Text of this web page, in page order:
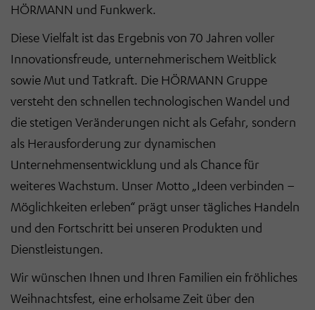
HÖRMANN und Funkwerk.
Diese Vielfalt ist das Ergebnis von 70 Jahren voller
Innovationsfreude, unternehmerischem Weitblick
sowie Mut und Tatkraft. Die HÖRMANN Gruppe
versteht den schnellen technologischen Wandel und
die stetigen Veränderungen nicht als Gefahr, sondern
als Herausforderung zur dynamischen
Unternehmensentwicklung und als Chance für
weiteres Wachstum. Unser Motto „Ideen verbinden –
Möglichkeiten erleben“ prägt unser tägliches Handeln
und den Fortschritt bei unseren Produkten und
Dienstleistungen.
Wir wünschen Ihnen und Ihren Familien ein fröhliches
Weihnachtsfest, eine erholsame Zeit über den